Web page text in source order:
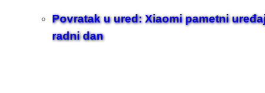
Povratak u ured: Xiaomi pametni
radni dan